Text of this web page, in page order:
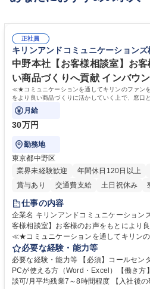
正社員
キリンアンドコミュニケーションズ
中野本社【お客様相談室】お
い商品づくりへ貢献 インバウ
≪★コミュニケーションを通してキリンのファン
をより良い商品づくりに活かしていく上で、窓口
月給
30万円
勤務地
東京都中野区
業界未経験歓迎
年間休日120日以上
賞与あり
交通費支給 土日祝休み
仕事の内容
企業名 キリンアンドコミュニケーションズ株式会社 求人
客様相談室】お客様のお声をもとにより良い商品
≪★コミュニケーションを通してキリン
お客様のお声をより良い商品づくりに活
様相談室でのお仕事です。 日々お客様からいただくキリングループへのご
意見を、企業活動に活かしています。お
って対応、情報提供するとともにグルー
必要な経験・能力等
必要な経験・能力等 【必須】コールセン
PCが使える方（Word・Excel）【働き方
談可/月平均残業7～8時間程度 【入社後の研修】着任から1か月は電話対応